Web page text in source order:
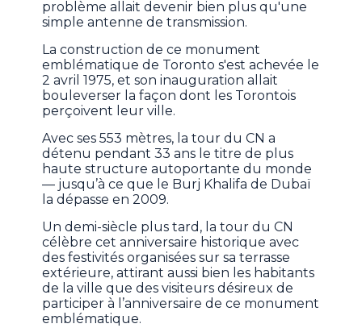
problème allait devenir bien plus qu'une
simple antenne de transmission.
La construction de ce monument
emblématique de Toronto s'est achevée le
2 avril 1975, et son inauguration allait
bouleverser la façon dont les Torontois
perçoivent leur ville.
Avec ses 553 mètres, la tour du CN a
détenu pendant 33 ans le titre de plus
haute structure autoportante du monde
— jusqu’à ce que le Burj Khalifa de Dubaï
la dépasse en 2009.
Un demi-siècle plus tard, la tour du CN
célèbre cet anniversaire historique avec
des festivités organisées sur sa terrasse
extérieure, attirant aussi bien les habitants
de la ville que des visiteurs désireux de
participer à l’anniversaire de ce monument
emblématique.